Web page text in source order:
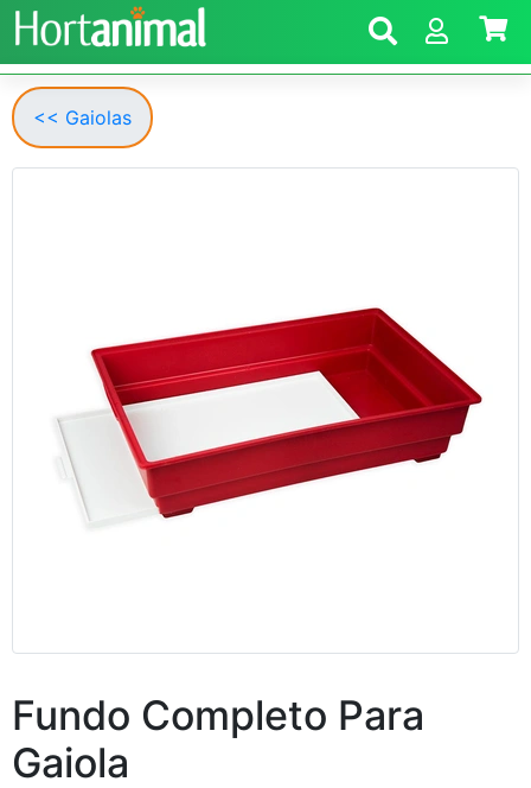
<< Gaiolas
Fundo Completo Para
Gaiola